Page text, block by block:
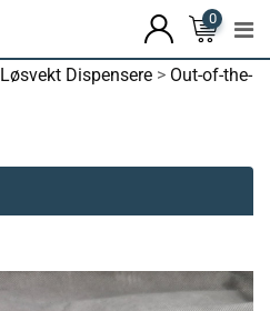
0
Løsvekt Dispensere > Out-of-the-